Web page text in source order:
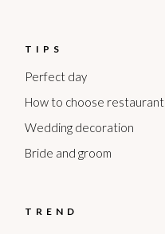
TIPS
Perfect day
How to choose restaurant
Wedding decoration
Bride and groom
TREND